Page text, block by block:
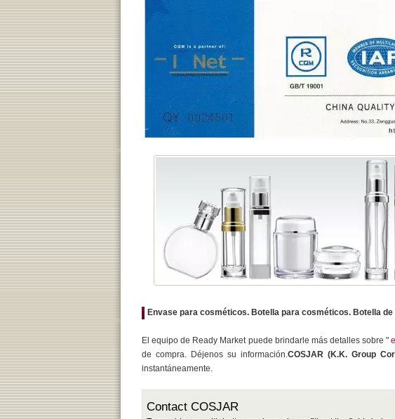
Envase para cosméticos. Botella para cosméticos. Botella
El equipo de Ready Market puede brindarle más detalles sobre "
de compra. Déjenos su información.COSJAR (K.K. Group
instantáneamente.